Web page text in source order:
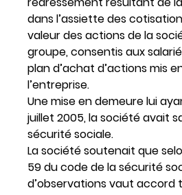
dans l’assiette des
valeur des actions de la
groupe, consentis aux
plan d’achat d’actions mis
l’entreprise.
Une mise en demeure lui
juillet 2005, la société avait
sécurité sociale.
La société soutenait que
59 du code de la sécurité
d’observations vaut